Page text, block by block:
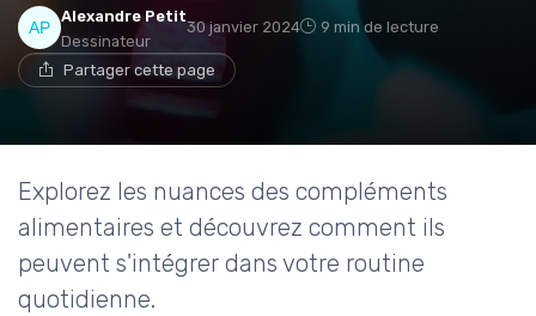
Alexandre Petit
Dessinateur
30 janvier 2024 9 min de lecture
Partager cette page
Explorez les nuances des compléments
alimentaires et découvrez comment ils
peuvent s'intégrer dans votre routine
quotidienne.